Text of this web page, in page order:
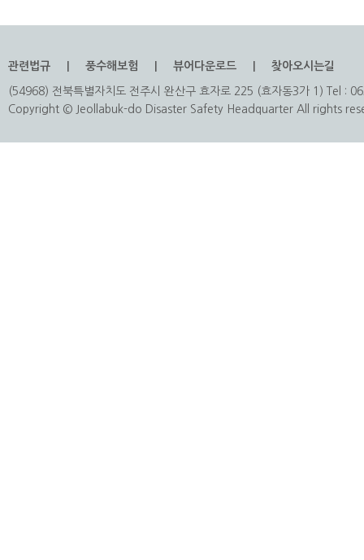
관련법규 풍수해보험 뷰어다운로드 찾아오시는길
(54968) 전북특별자치도 전주시 완산구 효자로 225 (효자동3가 1) Tel :
Copyright © Jeollabuk-do Disaster Safety Headquarter All rights